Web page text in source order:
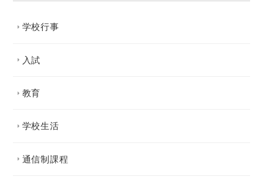
学校行事
入試
教育
学校生活
通信制課程